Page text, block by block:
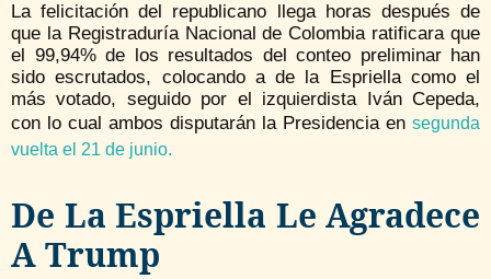
La felicitación del republicano llega horas después de
que la Registraduría Nacional de Colombia ratificara que
el 99,94% de los resultados del conteo preliminar han
sido escrutados, colocando a de la Espriella como el
más votado, seguido por el izquierdista Iván Cepeda,
con lo cual ambos disputarán la Presidencia en segunda
vuelta el 21 de junio.
De La Espriella Le Agradece
A Trump